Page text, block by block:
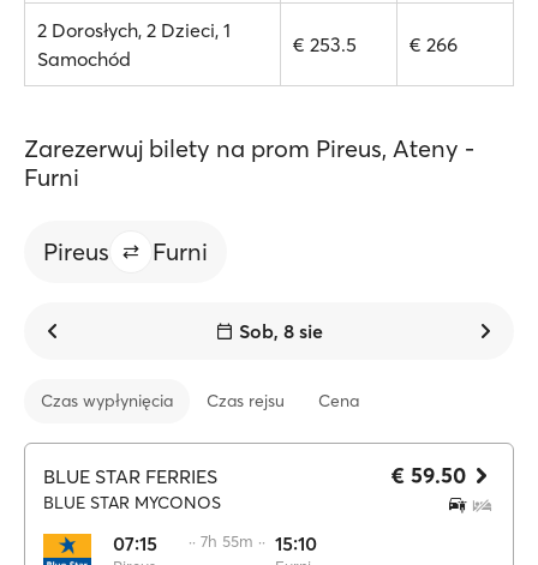
2 Dorosłych, 2 Dzieci, 1
Samochód
€ 253.5 € 266
Zarezerwuj bilety na prom Pireus, Ateny -
Furni
Pireus Furni
Sob, 8 sie
Czas wypłynięcia Czas rejsu Cena
BLUE STAR FERRIES
BLUE STAR MYCONOS
07:15 ·· 7h 55m ·· 15:10
€ 59.50